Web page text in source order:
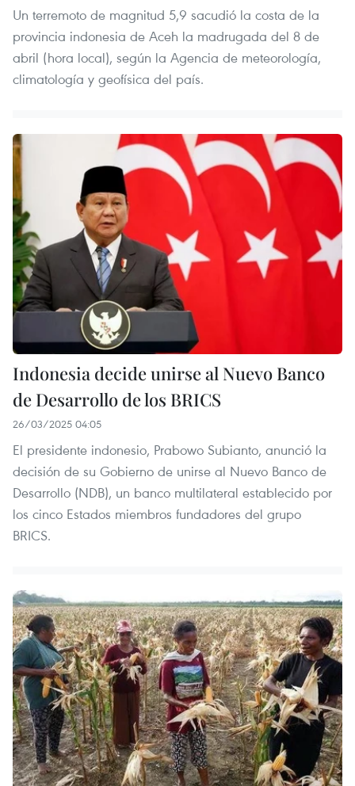
Un terremoto de magnitud 5,9 sacudió la costa de la
provincia indonesia de Aceh la madrugada del 8 de
abril (hora local), según la Agencia de meteorología,
climatología y geofísica del país.
Indonesia decide unirse al Nuevo Banco
de Desarrollo de los BRICS
26/03/2025 04:05
El presidente indonesio, Prabowo Subianto, anunció la
decisión de su Gobierno de unirse al Nuevo Banco de
Desarrollo (NDB), un banco multilateral establecido por
los cinco Estados miembros fundadores del grupo
BRICS.